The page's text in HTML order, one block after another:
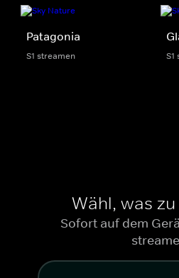
Patagonia
S1 streamen S1
Wähl, was
Sofort auf dem